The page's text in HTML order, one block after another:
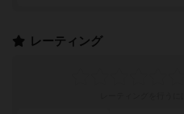
レーティング